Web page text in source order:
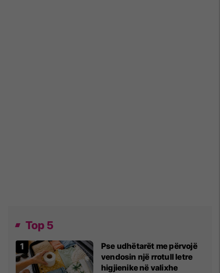
Top 5
Pse udhëtarët me përvojë
vendosin një rrotull letre
higjienike në valixhe